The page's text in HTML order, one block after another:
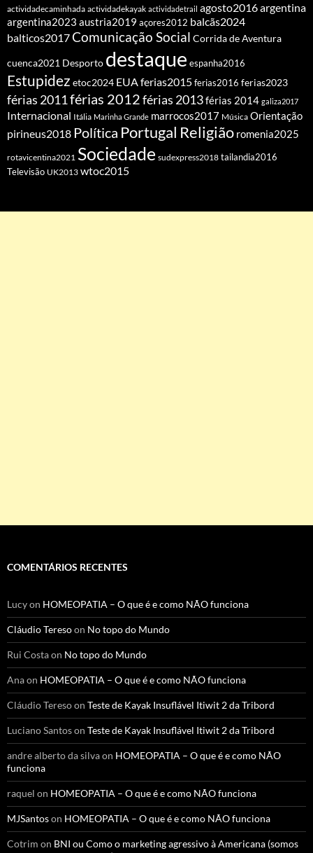
actividadecaminhada actividadekayak actividadetrail agosto2016argentina
argentina2023 austria2019 açores2012 balcãs2024
balticos2017Comunicação Social Corrida de Aventura
cuenca2021 Desporto destaque espanha2016
Estupidez etoc2024 EUAferias2015ferias2016 ferias2023
férias 2011férias 2012férias 2013férias 2014 galiza2017
Internacional Itália Marinha Grande marrocos2017 Música Orientação
pirineus2018 Política Portugal Religião romenia2025
rotavicentina2021 Sociedade sudexpress2018 tailandia2016
Televisão UK2013 wtoc2015
COMENTÁRIOS RECENTES
Lucyon HOMEOPATIA – O que é e como NÃO funciona
Cláudio Teresoon No topo do Mundo
Rui Costaon No topo do Mundo
Anaon HOMEOPATIA – O que é e como NÃO funciona
Cláudio Teresoon Teste de Kayak Insuflável Itiwit 2 da Tribord
Luciano Santoson Teste de Kayak Insuflável Itiwit 2 da Tribord
andre alberto da silvaon HOMEOPATIA – O que é e como NÃO
funciona
raquel on HOMEOPATIA – O que é e como NÃO funciona
MJSantoson HOMEOPATIA – O que é e como NÃO funciona
Cotrim on BNI ou Como o marketing agressivo à Americana (somos